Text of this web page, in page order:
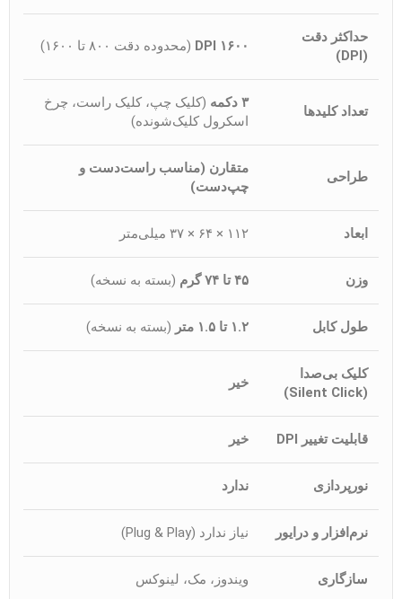
حداکثر دقت
(DPI)
۱۶۰۰ DPI (محدوده دقت ۸۰۰ تا ۱۶۰۰)
تعداد کلیدها
۳ دکمه
(کلیک چپ، کلیک راست، چرخ
اسکرول کلیک‌شونده)
طراحی
متقارن (مناسب راست‌دست و
چپ‌دست)
ابعاد ۱۱۲ × ۶۴ × ۳۷ میلی‌متر
وزن ۴۵ تا ۷۴ گرم (بسته به نسخه)
طول کابل ۱.۲ تا ۱.۵ متر (بسته به نسخه)
کلیک بی‌صدا
(Silent Click)
خیر
قابلیت تغییر DPI خیر
نورپردازی ندارد
نرم‌افزار و درایور نیاز ندارد (Plug & Play)
سازگاری ویندوز، مک، لینوکس